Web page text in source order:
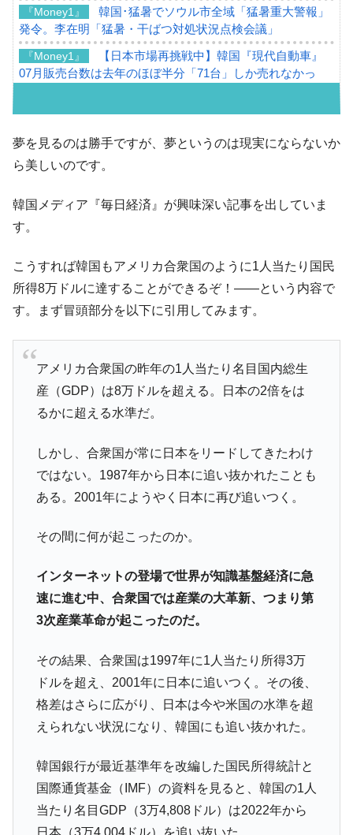
『Money1』
韓国･猛暑でソウル市全域「猛暑重大警報」
発令。李在明「猛暑・干ばつ対処状況点検会議」
『Money1』
【日本市場再挑戦中】韓国『現代自動車』
07月販売台数は去年のほぼ半分「71台」しか売れなかっ
『Money1』
韓国「信用赦免を何回やっても、何回やっ
ても」⇒ 257万人赦免したのに60万人がまた延滞者に転
落！
『Money1』
『Money1』
韓国･李在明「青年層の雇用状況が悪い。せ
や、若者に起業させよう」⇒ どんな雇用対策だソレ。
『Money1』
【韓国の外貨準備】2026年07月は4,279億ド
『Money1』
ーにウソのデータを入力したのは明白だ」
『Money1』
韓国･李在明さっそく不動産対策で浅薄な発
言。
だ。
『Money1』
『韓国銀行』が「金の保有量を増やしま
す」⇒「金を経由するドル入手」手段ではないのか？
ル」まで拡大 ⇒ 海外資金の動きに強く左右される状態
『Money1』
韓国･帰ってきた李在明。李在明を支持しな
い「50.5％」に上昇
『Money1』
韓国大統領府ボンクラ政策室長が告発され
た ⇒ 国家が行った恐るべき株価操作であり、空前の国政壟
韓国･警察職員が「丸刈りになって抗議活
動」
国の過剰生産が世界を蝕む。
『Money1』
韓国製造業「半導体絶好調」のウラで他業
『Money1』
【米韓激突案件】韓国消費者院が『クーパ
ン』1人当たり賠償10万ウォンを認定 ⇒ 総額3兆7,000億
夢を見るのは勝手ですが、夢というのは現実にならないか
ら美しいのです。
韓国メディア『毎日経済』が興味深い記事を出していま
す。
こうすれば韓国もアメリカ合衆国のように1人当たり国民
所得8万ドルに達することができるぞ！――という内容で
す。まず冒頭部分を以下に引用してみます。
アメリカ合衆国の昨年の1人当たり名目国内総生
産（GDP）は8万ドルを超える。日本の2倍をは
るかに超える水準だ。
しかし、合衆国が常に日本をリードしてきたわけ
ではない。1987年から日本に追い抜かれたことも
ある。2001年にようやく日本に再び追いつく。
その間に何が起こったのか。
インターネットの登場で世界が知識基盤経済に急
速に進む中、合衆国では産業の大革新、つまり第
3次産業革命が起こったのだ。
その結果、合衆国は1997年に1人当たり所得3万
ドルを超え、2001年に日本に追いつく。その後、
格差はさらに広がり、日本は今や米国の水準を超
えられない状況になり、韓国にも追い抜かれた。
韓国銀行が最近基準年を改編した国民所得統計と
国際通貨基金（IMF）の資料を見ると、韓国の1人
当たり名目GDP（3万4,808ドル）は2022年から
日本（3万4,004ドル）を追い抜いた。